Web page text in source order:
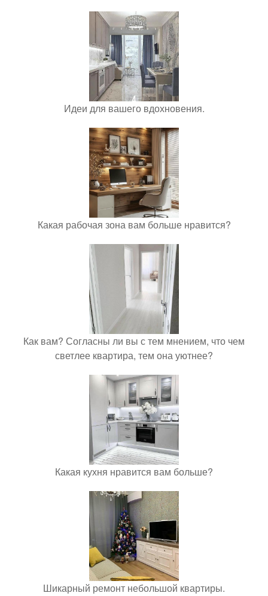
Идеи для вашего вдохновения.
Какая рабочая зона вам больше нравится?
Как вам? Согласны ли вы с тем мнением, что чем
светлее квартира, тем она уютнее?
Какая кухня нравится вам больше?
Шикарный ремонт небольшой квартиры.